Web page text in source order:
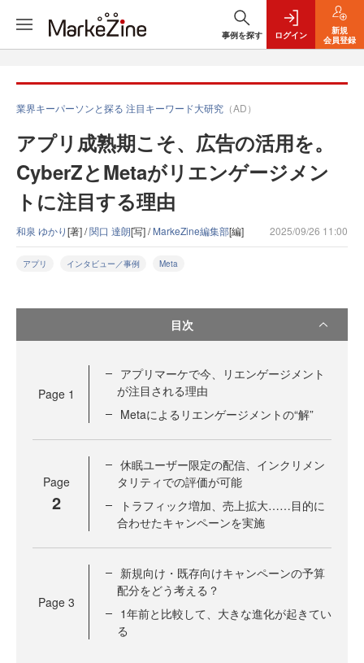
事例を探す ログイン
新規
会員登録
業界キーパーソンと探る 注目キーワード大研究 （AD）
アプリ成熟期こそ、広告の活用を。
CyberZとMetaがリエンゲージメン
トに注目する理由
和泉 ゆかり[著] /関口 達朗[写] /MarkeZine編集部[編] 2025/09/26 11:00
アプリ インタビュー／事例 Meta
目次
Page 1
アプリマーケで今、リエンゲージメント
が注目される理由
Metaによるリエンゲージメントの“解”
Page
2
休眠ユーザー限定の配信、インクリメン
タリティでの評価が可能
トラフィック増加、売上拡大……目的に
合わせたキャンペーンを実施
Page 3
新規向け・既存向けキャンペーンの予算
配分をどう考える？
1年前と比較して、大きな進化が起きてい
る